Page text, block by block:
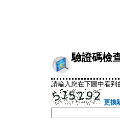
驗證碼檢
請輸入您在下圖中看到
更換